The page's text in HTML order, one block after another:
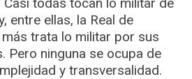
entre ellas, la Real de
trata lo militar por sus
Pero ninguna se ocupa de
y transversalidad.